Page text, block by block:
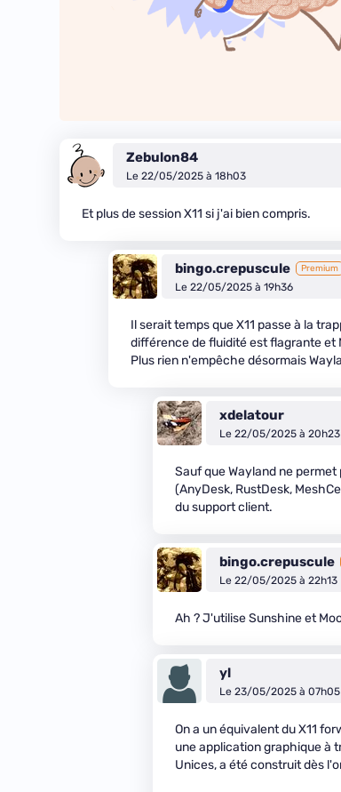
Zebulon84
Le 22/05/2025 à 18h03
Et plus de session X11 si j'ai bien compris.
bingo.crepuscule Premium
Le 22/05/2025 à 19h36
Il serait temps que X11 passe à la
différence de fluidité est flagrante et
Plus rien n'empêche désormais
xdelatour
Le 22/05/2025 à 20h23
Sauf que Wayland ne
(AnyDesk, RustDesk,
du support client.
bingo.crepuscule
Le 22/05/2025 à 22h13
Ah ? J'utilise Sunshine et
yl
Le 23/05/2025 à 07h05
On a un équivalent du X11
une application graphique à
Unices, a été construit dès